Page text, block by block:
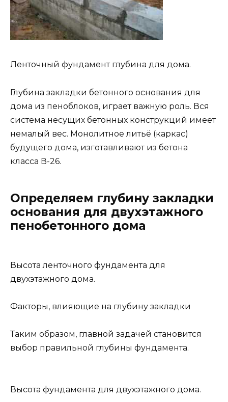
Ленточный фундамент глубина для дома.
Глубина закладки бетонного основания для
дома из пеноблоков, играет важную роль. Вся
система несущих бетонных конструкций имеет
немалый вес. Монолитное литьё (каркас)
будущего дома, изготавливают из бетона
класса В-26.
Определяем глубину закладки
основания для двухэтажного
пенобетонного дома
Высота ленточного фундамента для
двухэтажного дома.
Факторы, влияющие на глубину закладки
Таким образом, главной задачей становится
выбор правильной глубины фундамента.
Высота фундамента для двухэтажного дома.